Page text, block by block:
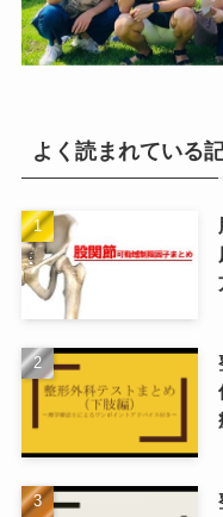
よく読まれている